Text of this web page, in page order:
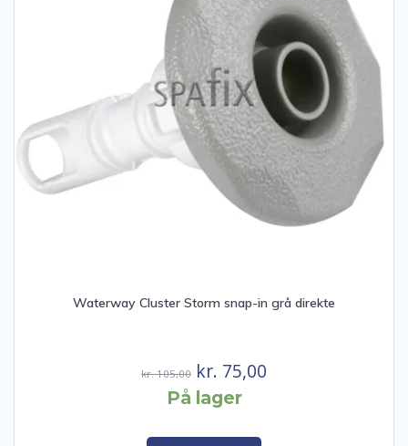
Waterway Cluster Storm snap-in grå direkte
kr.105,00 Den
oprindelige
kr. 75,00
På lager